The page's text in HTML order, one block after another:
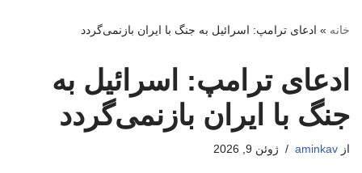
خانه » ادعای ترامپ: اسرائیل به جنگ با ایران بازنمی‌گردد
ادعای ترامپ: اسرائیل به
جنگ با ایران بازنمی‌گردد
از aminkav ژوئن 9, 2026